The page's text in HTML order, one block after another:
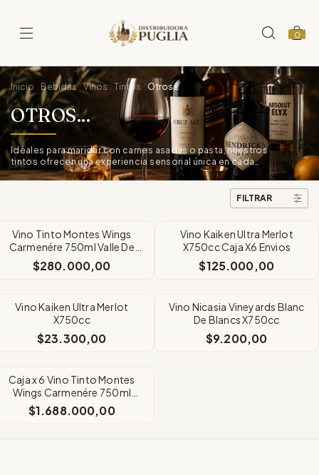
0
Inicio . Bebidas . Vinos . Tintos . Otros...
OTROS...
Ideales para maridar con carnes asadas o pasta, nuestros
tintos ofrecen una experiencia sensorial única en cada
copa.
FILTRAR
Vino Tinto Montes Wings
Carmenére 750ml Valle De
Colchagua
$280.000,00
Vino Kaiken Ultra Merlot
X750cc Caja X6 Envios
$125.000,00
Vino Kaiken Ultra Merlot
X750cc
$23.300,00
Vino Nicasia Vineyards Blanc
De Blancs X750cc
$9.200,00
Caja x 6 Vino Tinto Montes
Wings Carmenére 750ml
Valle De Colchagua
$1.688.000,00